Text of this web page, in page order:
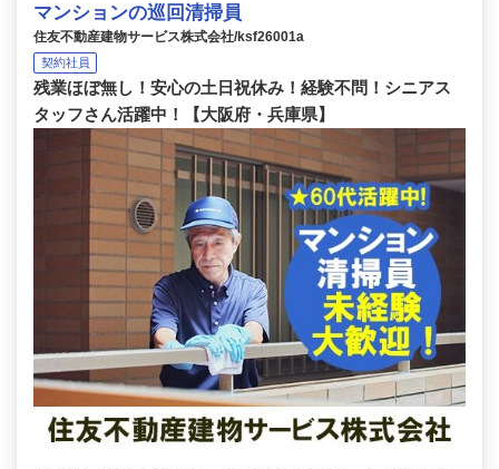
マンションの巡回清掃員
住友不動産建物サービス株式会社/ksf26001a
契約社員
残業ほぼ無し！安心の土日祝休み！経験不問！シニアス
タッフさん活躍中！【大阪府・兵庫県】